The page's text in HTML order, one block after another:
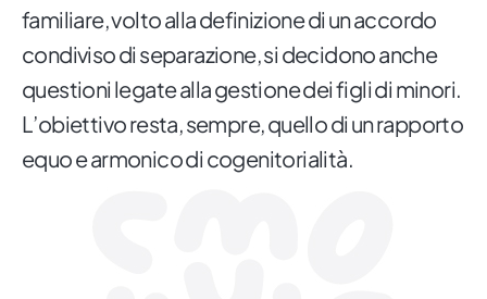
familiare, volto alla definizione di un accordo
condiviso di separazione, si decidono anche
questioni legate alla gestione dei figli di minori.
L’obiettivo resta, sempre, quello di un rapporto
equo e armonico di cogenitorialità.